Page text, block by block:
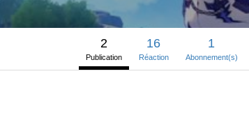
2
Publication
16
Réaction
1
Abonnement(s)